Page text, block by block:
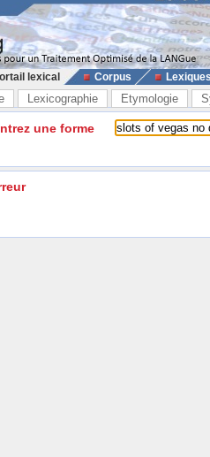
lexical Corpus
Lexicographie Etymologie
une forme